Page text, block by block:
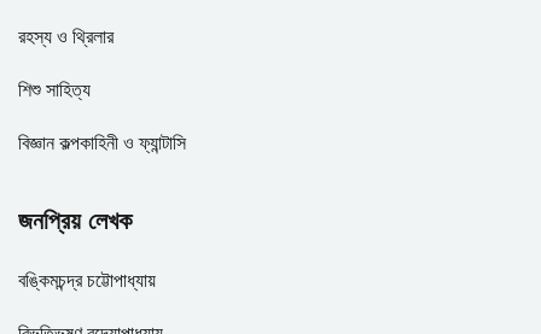
রহস্য ও থ্রিলার
শিশু সাহিত্য
বিজ্ঞান কল্পকাহিনী ও ফ্যান্টাসি
জনপ্রিয় লেখক
বঙ্কিমচন্দ্র চট্টোপাধ্যায়